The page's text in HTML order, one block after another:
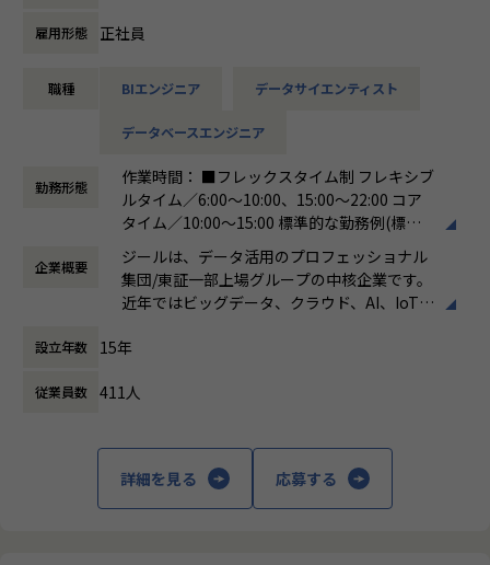
ます。お客様に対する長期的な貢献を果たす
【詳細】
画、設計、実装まで、プロジェクトに一気通貫で関わってい
●主に要件定義からテストまでお任せします。開発だけでな
エンドユーザーとのコミュニケーション能力など、幅広い経
験に基づくスキルアップ・キャリアアップが可能な環境で
●エンドユーザー様と直接やり取りをする立場であり、要件
定義など上流工程に携われます。
■募集背景
るための増員です。
雇用形態 正社員
職種 BIエンジニア データサイエンティスト
データベースエンジニア
勤務形態
作業時間： ■フレックスタイム制 フレキシブ
ルタイム／6:00～10:00、15:00～22:00 コア
タイム／10:00～15:00 標準的な勤務例(標準
労働時間)／9:00～18:00
働き方：フレックス制（コアタイムあり）
時間外労働の有無： 有（月平均19時間）
休憩時間： 60分
企業概要
ジールは、データ活用のプロフェッショナル
集団/東証一部上場グループの中核企業です。
近年ではビッグデータ、クラウド、AI、IoTを
する立場にスコープを拡張しています。
顧客の大半は大手企業となっており、30年以
■Mission：専門性と技術力、高度な分析ノ
設立年数 15年
従業員数 411人
詳細を見る 応募する